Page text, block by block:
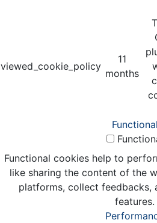
viewed_cookie_policy
11
months
Functional
Functional cookies help to
like sharing the content of the
platforms, collect
features.